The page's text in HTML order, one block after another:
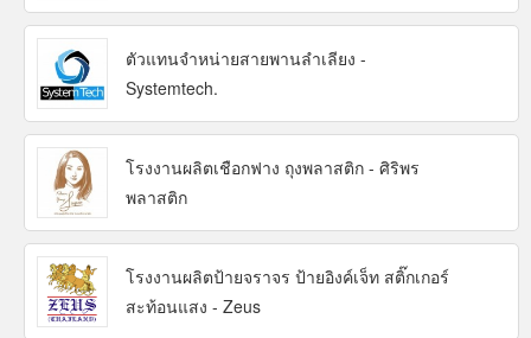
ตัวแทนจำหน่ายสายพานลำเลียง -
Systemtech.
โรงงานผลิตเชือกฟาง ถุงพลาสติก - ศิริพร
พลาสติก
โรงงานผลิตป้ายจราจร ป้ายอิงค์เจ็ท สติ๊กเกอร์
สะท้อนแสง - Zeus